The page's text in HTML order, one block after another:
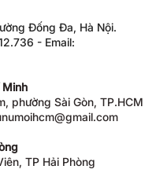
Đống Đa, Hà Nội.
- Email:
Minh
phường Sài Gòn, TP.HCM
TP Hải Phòng